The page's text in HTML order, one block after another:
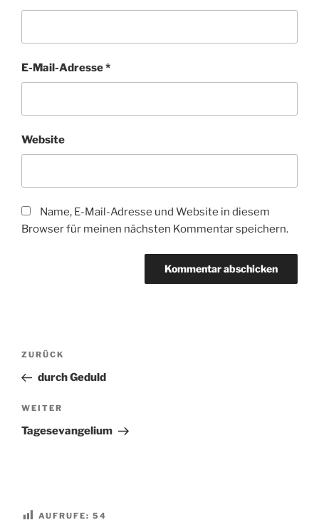
E-Mail-Adresse*
Website
Name, E-Mail-Adresse und Website in diesem
Browser für meinen nächsten Kommentar speichern.
Beitragsnavigation
Vorheriger
Beitrag
ZURÜCK
durch Geduld
Nächster
Beitrag
WEITER
Tagesevangelium
AUFRUFE: 54